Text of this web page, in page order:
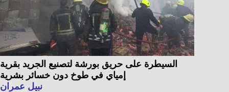
السيطرة على حريق بورشة لتصنيع الجريد بقرية
إمياي في طوخ دون خسائر بشرية
نبيل عمران